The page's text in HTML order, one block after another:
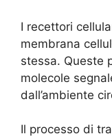
I recettori
membrana
stessa. Queste
molecole
dall’ambiente
Il processo di